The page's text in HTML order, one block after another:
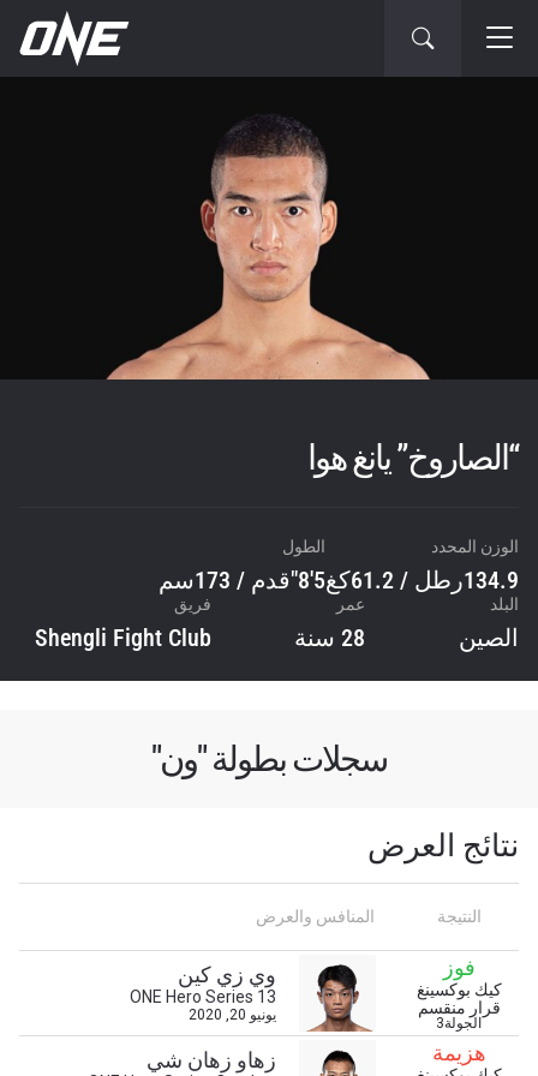
“الصاروخ” يانغ هوا
الوزن المحدد
134.9رطل / 61.2كغ
الطول
5'8"قدم / 173سم
البلد
الصين
عمر
28 سنة
فريق
Shengli Fight Club
سجلات بطولة "ون"
نتائج العرض
النتيجة المنافس والعرض
فوز
كيك بوكسينغ
قرار منقسم
الجولة3
وي زي كين
ONE Hero Series 13
يونيو 20, 2020
هزيمة زهاو زهان شي
ابق على اطّلاع
خذ بطولة "ون" معك أينما ذهبت! اشترك الآن للوصول